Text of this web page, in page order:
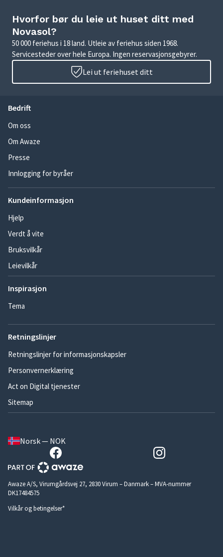
Hvorfor bør du leie ut huset ditt med
Novasol?
50 000 feriehus i 18 land. Utleie av feriehus siden 1968.
Servicesteder over hele Europa. Ingen reservasjonsgebyrer.
Lei ut feriehuset ditt
Bedrift
Om oss
Om Awaze
Presse
Innlogging for byråer
Kundeinformasjon
Hjelp
Verdt å vite
Bruksvilkår
Leievilkår
Inspirasjon
Tema
Retningslinjer
Retningslinjer for informasjonskapsler
Personvernerklæring
Act on Digital tjenester
Sitemap
Norsk — NOK
Awaze A/S, Virumgårdsvej 27, 2830 Virum – Danmark – MVA-nummer
DK17484575
Vilkår og betingelser*